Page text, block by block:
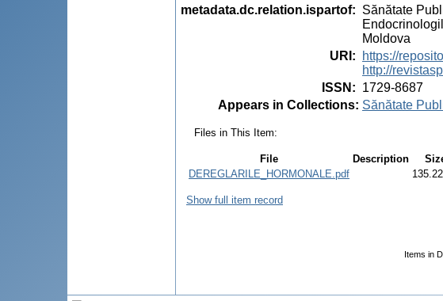
metadata.dc.relation.ispartof: Sănătate
Moldova
URI :
https://
http://
ISSN : 1729-8687
Appears in Collections: Sănătate
Files in This Item:
File Description
DEREGLARILE_HORMONALE.pdf
Show full item record
Items in